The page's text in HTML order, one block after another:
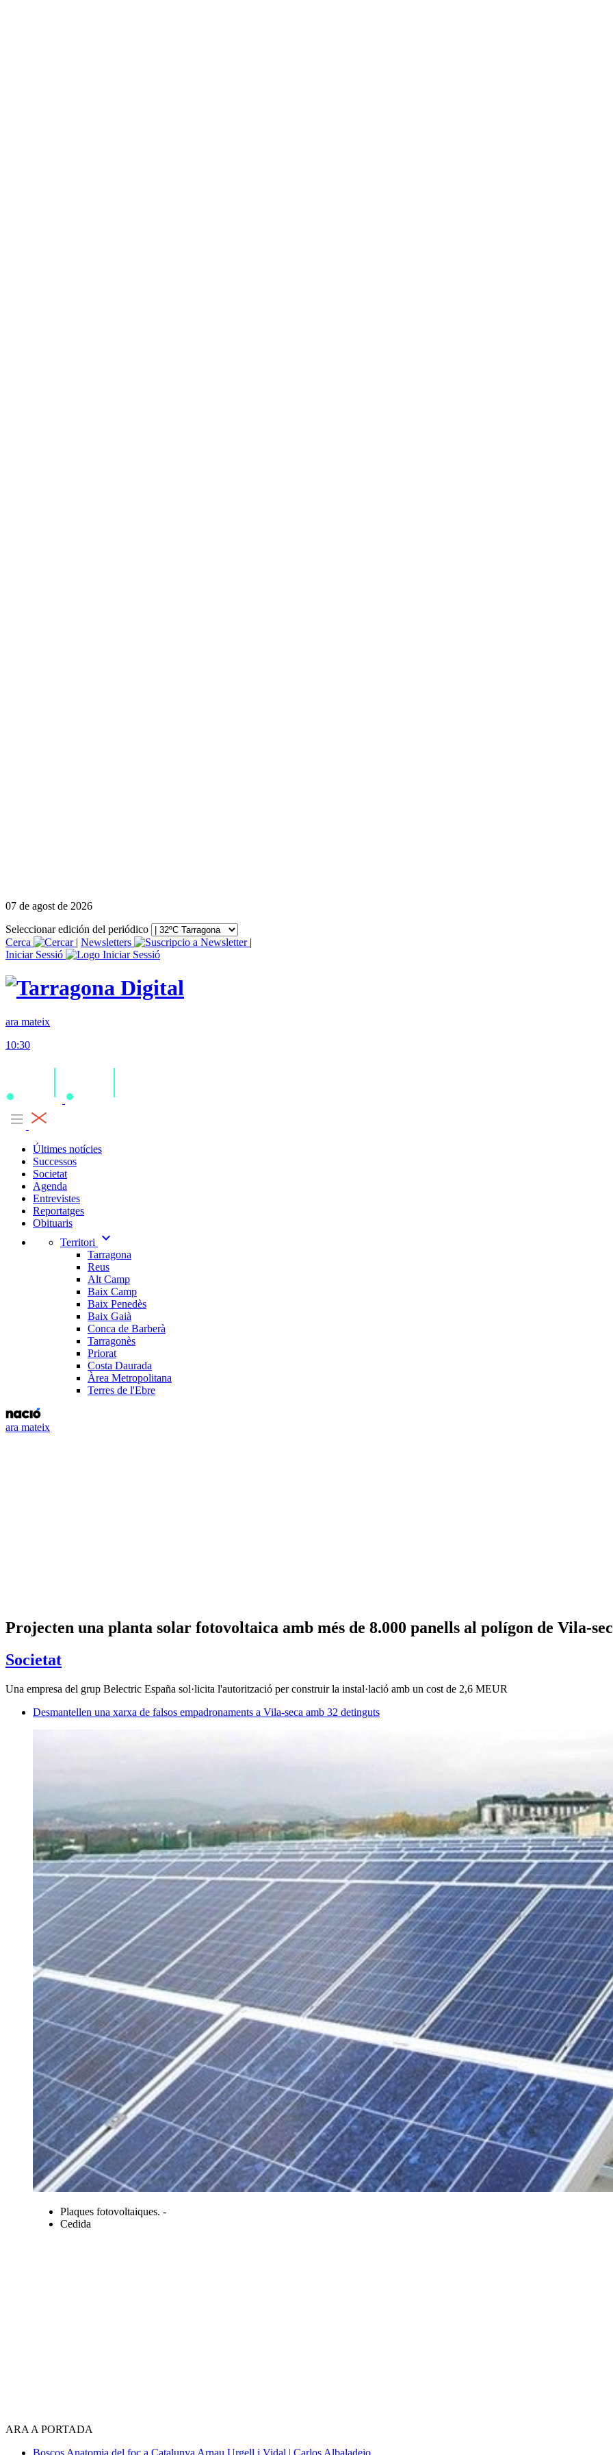
07 de agost de 2026
Seleccionar edición del periódico
Cerca
| Newsletters
|
Iniciar Sessió
ara mateix
10:30
Últimes notícies
Successos
Societat
Agenda
Entrevistes
Reportatges
Obituaris
Territori
expand_more
Tarragona
Reus
Alt Camp
Baix Camp
Baix Penedès
Baix Gaià
Conca de Barberà
Tarragonès
Priorat
Costa Daurada
Àrea Metropolitana
Terres de l'Ebre
ara mateix
Projecten una planta solar fotovoltaica amb més de 8.000 panells al polígon de Vila-
Societat
Una empresa del grup Belectric España sol·licita l'autorització per construir la instal·lació amb un cost de 2,6 MEUR
Desmantellen una xarxa de falsos empadronaments a Vila-seca amb 32 detinguts
Plaques fotovoltaiques. -
Cedida
ARA A PORTADA
Boscos Anatomia del foc a Catalunya Arnau Urgell i Vidal | Carlos Albaladejo